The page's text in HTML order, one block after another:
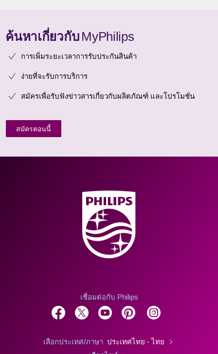
ค้นหาเกี่ยวกับ MyPhilips
การเพิ่มระยะเวลาการรับประกันสินค้า
ง่ายที่จะรับการบริการ
สมัครเพื่อรับฟังข่าวสารเกี่ยวกับผลิตภัณฑ์ และโปรโมชั่น
สมัครตอนนี้
เชื่อมต่อกับ Philips
เลือกประเทศ/ภาษา ประเทศไทย - ไทย